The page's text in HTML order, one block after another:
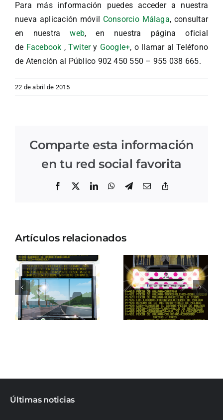
Para más información puedes acceder a nuestra
nueva aplicación móvil Consorcio Málaga, consultar
en nuestraweb, en nuestra página oficial
de Facebook , Twitery Google+, o llamar al Teléfono
de Atención al Público 902 450 550 – 955 038 665.
22 de abril de 2015
Comparte esta información
en tu red social favorita
Facebook LinkedInWhatsApp
Telegram
Correo
Artículos relacionados
Últimas noticias